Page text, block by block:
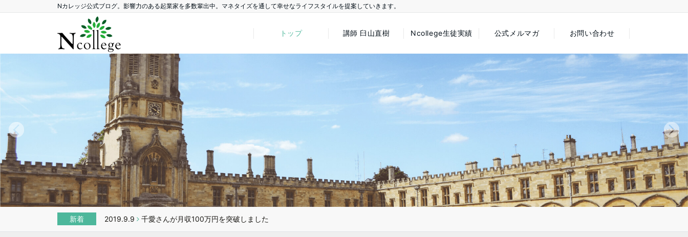
Nカレッジ公式ブログ。影響力のある起業家を多数輩出中。マネタイズを通して幸せなライフスタイルを提案していきます。
トップ 講師 臼山直樹 Ncollege生徒実績 公式メルマガ お問い合わせ
新着 2019.9.9 千愛さんが月収100万円を突破しました